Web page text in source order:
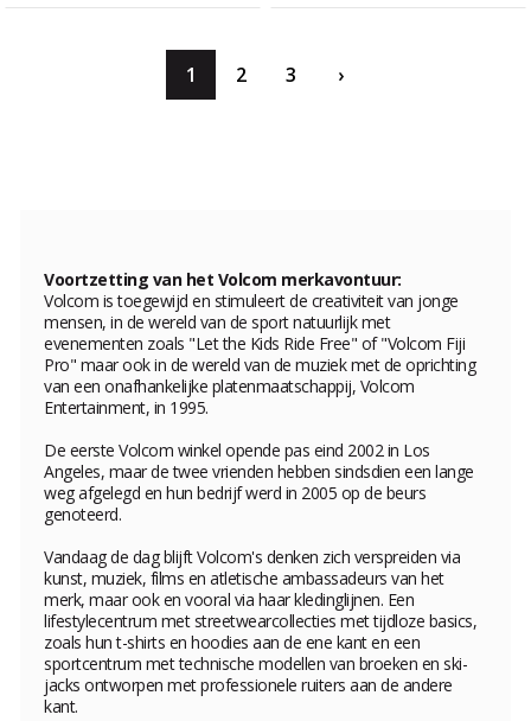
1 2 3 ›
Voortzetting van het Volcom merkavontuur:
Volcom is toegewijd en stimuleert de creativiteit van jonge
mensen, in de wereld van de sport natuurlijk met
evenementen zoals "Let the Kids Ride Free" of "Volcom Fiji
Pro" maar ook in de wereld van de muziek met de oprichting
van een onafhankelijke platenmaatschappij, Volcom
Entertainment, in 1995.
De eerste Volcom winkel opende pas eind 2002 in Los
Angeles, maar de twee vrienden hebben sindsdien een lange
weg afgelegd en hun bedrijf werd in 2005 op de beurs
genoteerd.
Vandaag de dag blijft Volcom's denken zich verspreiden via
kunst, muziek, films en atletische ambassadeurs van het
merk, maar ook en vooral via haar kledinglijnen. Een
lifestylecentrum met streetwearcollecties met tijdloze basics,
zoals hun t-shirts en hoodies aan de ene kant en een
sportcentrum met technische modellen van broeken en ski-
jacks ontworpen met professionele ruiters aan de andere
kant.